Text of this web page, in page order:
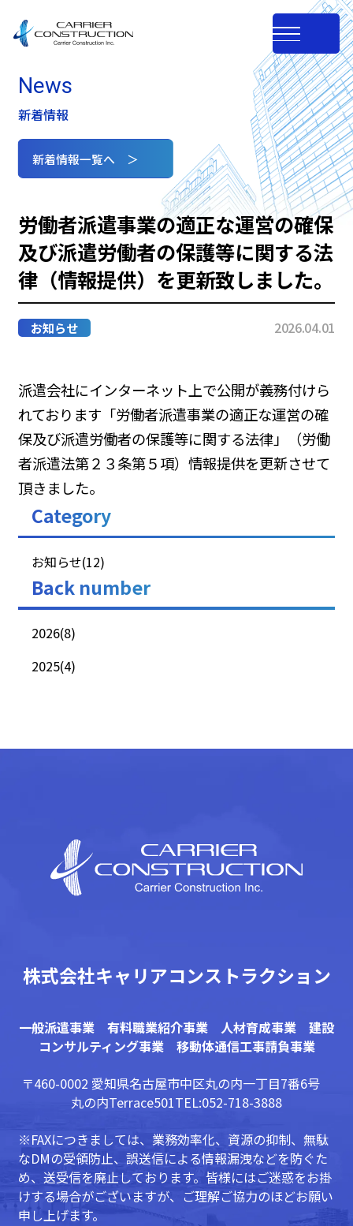
News
新着情報
新着情報一覧へ ＞
労働者派遣事業の適正な運営の確保
及び派遣労働者の保護等に関する法
律（情報提供）を更新致しました。
お知らせ 2026.04.01
派遣会社にインターネット上で公開が義務付けら
れております「労働者派遣事業の適正な運営の確
保及び派遣労働者の保護等に関する法律」（労働
者派遣法第２３条第５項）情報提供を更新させて
頂きました。
Category
お知らせ(12)
Back number
2026(8)
2025(4)
株式会社キャリアコンストラクション
一般派遣事業 有料職業紹介事業 人材育成事業 建設
コンサルティング事業 移動体通信工事請負事業
〒460-0002 愛知県名古屋市中区丸の内一丁目7番6号
丸の内Terrace501TEL:052-718-3888
※FAXにつきましては、業務効率化、資源の抑制、無駄
なDMの受領防止、誤送信による情報漏洩などを防ぐた
め、送受信を廃止しております。皆様にはご迷惑をお掛
けする場合がございますが、ご理解ご協力のほどお願い
申し上げます。